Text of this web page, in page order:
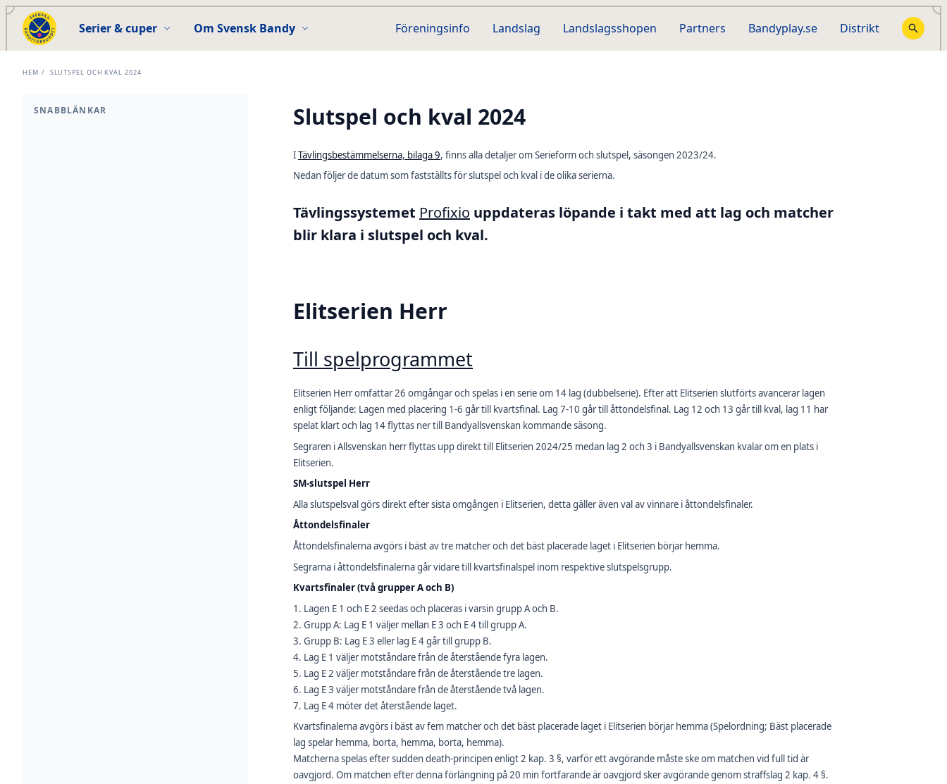
Serier & cuper Om Svensk Bandy Föreningsinfo Landslag Landslagsshopen Partners Bandyplay.se Distrikt
HEM / SLUTSPEL OCH KVAL 2024
SNABBLÄNKAR Slutspel och kval 2024
ITävlingsbestämmelserna, bilaga 9, finns alla detaljer om Serieform och slutspel, säsongen 2023/24.
Nedan följer de datum som fastställts för slutspel och kval i de olika serierna.
Tävlingssystemet Profixio uppdateras löpande i takt med att lag och matcher
blir klara i slutspel och kval.
Elitserien Herr
Till spelprogrammet
Elitserien Herr omfattar 26 omgångar och spelas i en serie om 14 lag (dubbelserie). Efter att Elitserien slutförts avancerar lagen
enligt följande: Lagen med placering 1-6 går till kvartsfinal. Lag 7-10 går till åttondelsfinal. Lag 12 och 13 går till kval, lag 11 har
spelat klart och lag 14 flyttas ner till Bandyallsvenskan kommande säsong.
Segraren i Allsvenskan herr flyttas upp direkt till Elitserien 2024/25 medan lag 2 och 3 i Bandyallsvenskan kvalar om en plats i
Elitserien.
SM-slutspel Herr
Alla slutspelsval görs direkt efter sista omgången i Elitserien, detta gäller även val av vinnare i åttondelsfinaler.
Åttondelsfinaler
Åttondelsfinalerna avgörs i bäst av tre matcher och det bäst placerade laget i Elitserien börjar hemma.
Segrarna i åttondelsfinalerna går vidare till kvartsfinalspel inom respektive slutspelsgrupp.
Kvartsfinaler (två grupper A och B)
1. Lagen E 1 och E 2 seedas och placeras i varsin grupp A och B.
2. Grupp A: Lag E 1 väljer mellan E 3 och E 4 till grupp A.
3. Grupp B: Lag E 3 eller lag E 4 går till grupp B.
4. Lag E 1 väljer motståndare från de återstående fyra lagen.
5. Lag E 2 väljer motståndare från de återstående tre lagen.
6. Lag E 3 väljer motståndare från de återstående två lagen.
7. Lag E 4 möter det återstående laget.
Kvartsfinalerna avgörs i bäst av fem matcher och det bäst placerade laget i Elitserien börjar hemma (Spelordning; Bäst placerade
lag spelar hemma, borta, hemma, borta, hemma).
Matcherna spelas efter sudden death-principen enligt 2 kap. 3 §, varför ett avgörande måste ske om matchen vid full tid är
oavgjord. Om matchen efter denna förlängning på 20 min fortfarande är oavgjord sker avgörande genom straffslag 2 kap. 4 §.